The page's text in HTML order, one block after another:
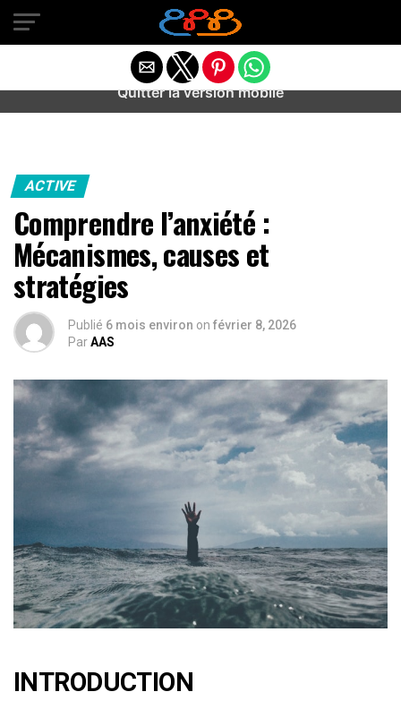
Warning
: preg_match(): Unknown modifier '/' in
/home/u589487443/domains/aideanxietestress.fr/
content/plugins/idev-post-views/includes/class-bots.php
ACTIVE
Comprendre l’anxiété :
Mécanismes, causes et
stratégies
Publié 6 mois environ on février 8, 2026
ParAAS
INTRODUCTION
Quitter la version mobile